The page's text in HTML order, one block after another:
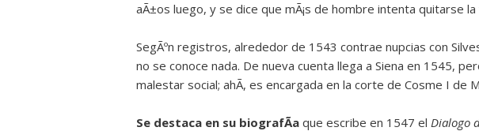
aÃ±os luego, y se dice que mÃ¡s de hombre intenta quitarse la
SegÃºn registros, alrededor de 1543 contrae nupcias con
no se conoce nada. De nueva cuenta llega a Siena en 1545,
malestar social; ahÃ­, es encargada en la corte de Cosme I de
Se destaca en su biografÃ­a que escribe en 1547 el Dialogo